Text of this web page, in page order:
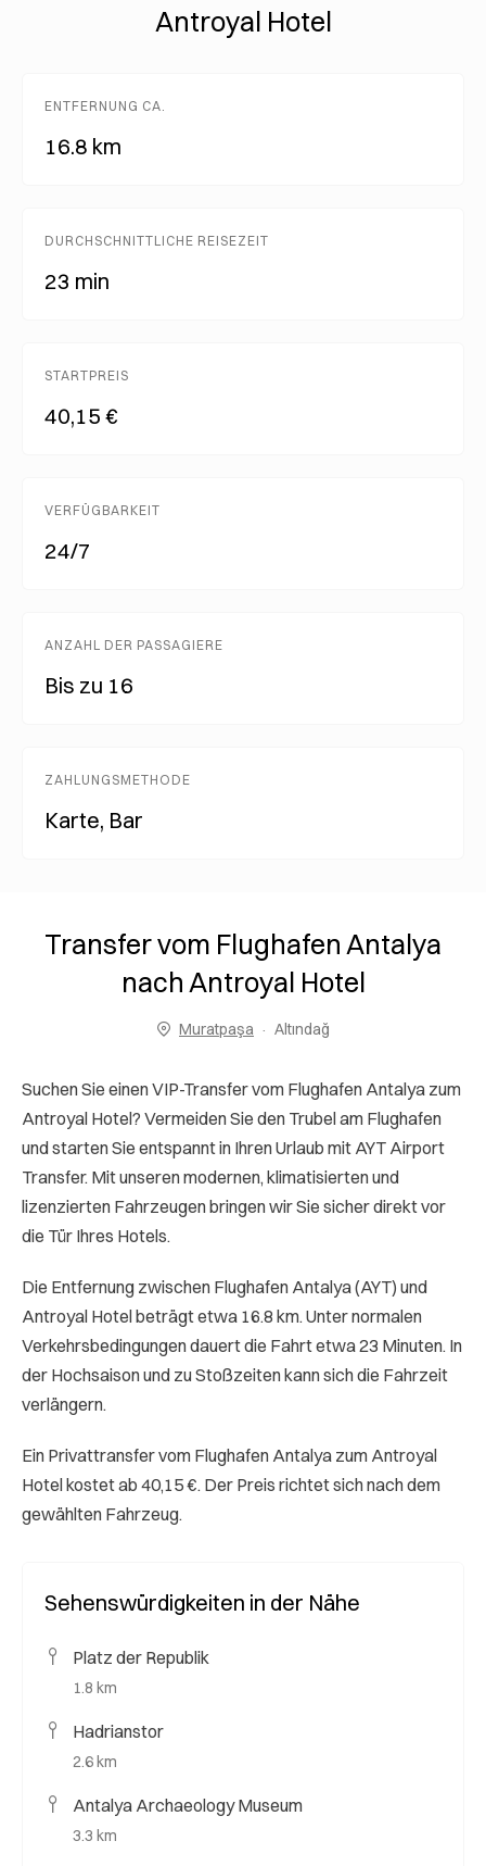
Antroyal Hotel
ENTFERNUNG CA.
16.8 km
DURCHSCHNITTLICHE REISEZEIT
23 min
STARTPREIS
40,15 €
VERFÜGBARKEIT
24/7
ANZAHL DER PASSAGIERE
Bis zu 16
ZAHLUNGSMETHODE
Karte, Bar
Transfer vom Flughafen Antalya
nach Antroyal Hotel
Muratpaşa Altındağ
Suchen Sie einen VIP-Transfer vom Flughafen Antalya zum
Antroyal Hotel? Vermeiden Sie den Trubel am Flughafen
und starten Sie entspannt in Ihren Urlaub mit AYT Airport
Transfer. Mit unseren modernen, klimatisierten und
lizenzierten Fahrzeugen bringen wir Sie sicher direkt vor
die Tür Ihres Hotels.
Die Entfernung zwischen Flughafen Antalya (AYT) und
Antroyal Hotel beträgt etwa 16.8 km. Unter normalen
Verkehrsbedingungen dauert die Fahrt etwa 23 Minuten. In
der Hochsaison und zu Stoßzeiten kann sich die Fahrzeit
verlängern.
Ein Privattransfer vom Flughafen Antalya zum Antroyal
Hotel kostet ab 40,15 €. Der Preis richtet sich nach dem
gewählten Fahrzeug.
Sehenswürdigkeiten in der Nähe
Platz der Republik
1.8 km
Hadrianstor
2.6 km
Antalya Archaeology Museum
3.3 km